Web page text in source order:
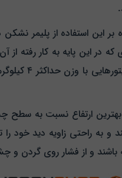
است. علاوه بر این استفاده از
پایه به کار رفته از
امکان می‌ دهد مانیتور را در بهترین
و به راحتی زاویه دید خود
باشند و از فشار روی گردن و